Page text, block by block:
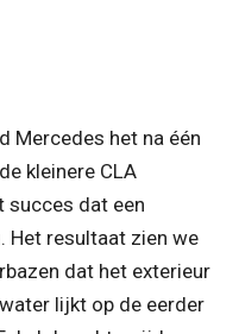
Mercedes het na één
kleinere CLA
succes dat een
Het resultaat zien we
dat het exterieur
lijkt op de eerder